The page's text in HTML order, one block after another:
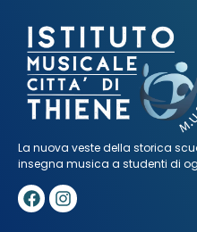
La nuova veste della storica
insegna musica a studenti di